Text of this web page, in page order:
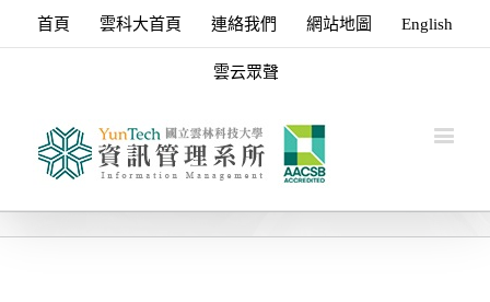
首頁 雲科大首頁 連絡我們 網站地圖 English
雲云眾聲